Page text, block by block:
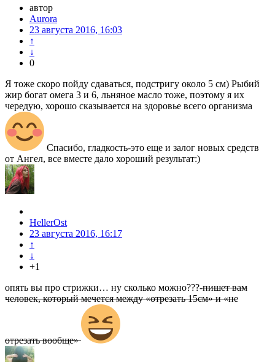
автор
Aurora
23 августа 2016, 16:03
↑
↓
0
Я тоже скоро пойду сдаваться, подстригу около 5 см) Рыбий
жир богат омега 3 и 6, льняное масло тоже, поэтому я их
чередую, хорошо сказывается на здоровье всего организма
Спасибо, гладкость-это еще и залог новых средств
от Ангел, все вместе дало хороший результат:)
HellerOst
23 августа 2016, 16:17
↑
↓
+1
опять вы про стрижки… ну сколько можно???-пишет вам
человек, который мечется между «отрезать 15см» и «не
отрезать вообще»